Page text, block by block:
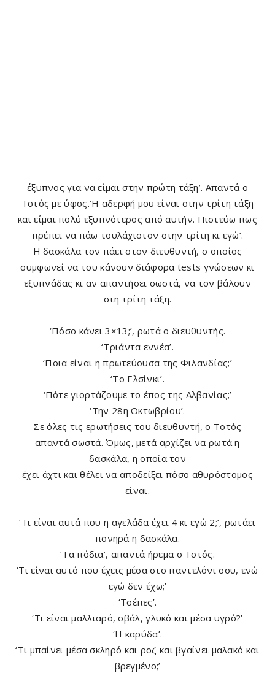
έξυπνος για να είμαι στην πρώτη τάξη’. Απαντά ο
Τοτός με ύφος.’Η αδερφή μου είναι στην τρίτη τάξη
και είμαι πολύ εξυπνότερος από αυτήν. Πιστεύω πως
πρέπει να πάω τουλάχιστον στην τρίτη κι εγώ’.
Η δασκάλα τον πάει στον διευθυντή, ο οποίος
συμφωνεί να του κάνουν διάφορα tests γνώσεων κι
εξυπνάδας κι αν απαντήσει σωστά, να τον βάλουν
στη τρίτη τάξη.
‘Πόσο κάνει 3×13;’, ρωτά ο διευθυντής.
‘Τριάντα εννέα’.
‘Ποια είναι η πρωτεύουσα της Φιλανδίας;’
‘Το Ελσίνκι’.
‘Πότε γιορτάζουμε το έπος της Αλβανίας;’
‘Την 28η Οκτωβρίου’.
Σε όλες τις ερωτήσεις του διευθυντή, ο Τοτός
απαντά σωστά. Όμως, μετά αρχίζει να ρωτά η
δασκάλα, η οποία τον
έχει άχτι και θέλει να αποδείξει πόσο αθυρόστομος
είναι.
‘Τι είναι αυτά που η αγελάδα έχει 4 κι εγώ 2;’, ρωτάει
πονηρά η δασκάλα.
‘Τα πόδια’, απαντά ήρεμα ο Τοτός.
‘Τι είναι αυτό που έχεις μέσα στο παντελόνι σου, ενώ
εγώ δεν έχω;’
‘Τσέπες’.
‘Τι είναι μαλλιαρό, οβάλ, γλυκό και μέσα υγρό?’
‘Η καρύδα’.
‘Τι μπαίνει μέσα σκληρό και ροζ και βγαίνει μαλακό και
βρεγμένο;’